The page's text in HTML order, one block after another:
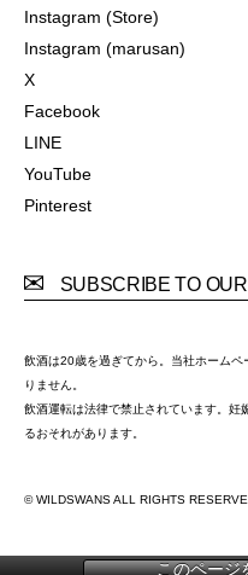
Instagram (Store)
Instagram (marusan)
X
Facebook
LINE
YouTube
Pinterest
SUBSCRIBE TO
飲酒は20歳を過ぎてから。当社ホーム
りません。
飲酒運転は法律で禁止されています。妊
るおそれがあります。
© WILDSWANS ALL RIGHTS
このページ